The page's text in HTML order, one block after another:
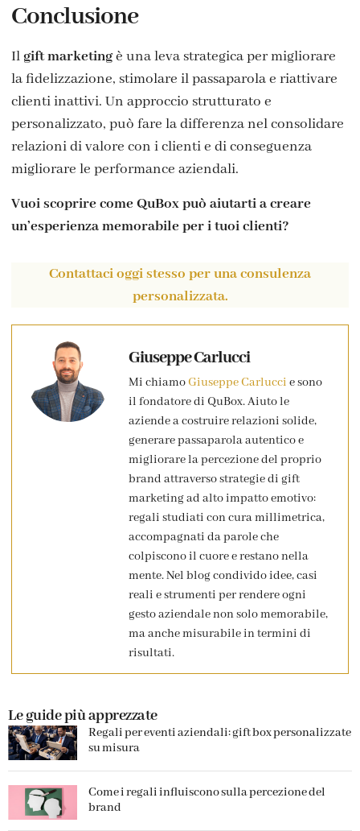
Conclusione
Ilgift marketingè una leva strategica per migliorare
la fidelizzazione, stimolare il passaparola e riattivare
clienti inattivi. Un approccio strutturato e
personalizzato, può fare la differenza nel consolidare
relazioni di valore con i clienti e di conseguenza
migliorare le performance aziendali.
Vuoi scoprire come QuBox può aiutarti a creare
un’esperienza memorabile per i tuoi clienti?
Contattaci oggi stesso per una consulenza
personalizzata.
Giuseppe Carlucci
Mi chiamoGiuseppe Carlucci e sono
il fondatore di QuBox. Aiuto le
aziende a costruire relazioni solide,
generare passaparola autentico e
migliorare la percezione del proprio
brand attraverso strategie di gift
marketing ad alto impatto emotivo:
regali studiati con cura millimetrica,
accompagnati da parole che
colpiscono il cuore e restano nella
mente. Nel blog condivido idee, casi
reali e strumenti per rendere ogni
gesto aziendale non solo memorabile,
ma anche misurabile in termini di
risultati.
Le guide più apprezzate
Regali per eventi aziendali: gift box personalizzate
su misura
Come i regali influiscono sulla percezione del
brand